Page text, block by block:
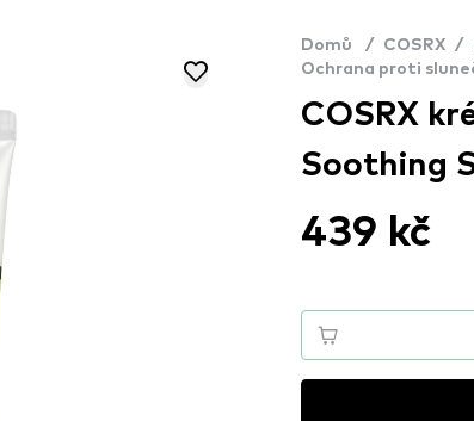
Domů / COSRX /
Ochrana proti
COSRX
Soothing
439 kč